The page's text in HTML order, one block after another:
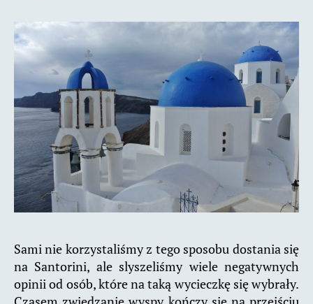
Sami nie korzystaliśmy z tego sposobu dostania się
na Santorini, ale slyszeliśmy wiele negatywnych
opinii od osób, które na taką wycieczkę się wybrały.